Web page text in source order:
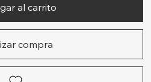
al carrito
compra